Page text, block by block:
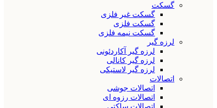
گسکت
گسکت غیر فلزی
گسکت فلزی
گسکت نیمه فلزی
لرزه گیر
لرزه گیر آکاردئونی
لرزه گیر کانالی
لرزه گیر لاستیکی
اتصالات
اتصالات جوشی
اتصالات رزوه ای
اتصالات ساکتی